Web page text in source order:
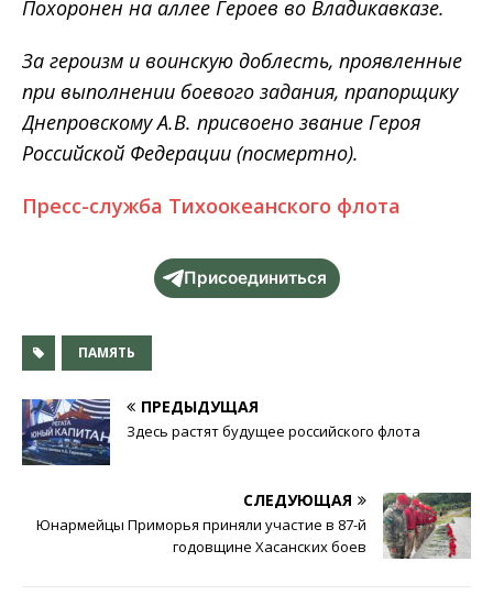
Похоронен на аллее Героев во Владикавказе.
За героизм и воинскую доблесть, проявленные
при выполнении боевого задания, прапорщику
Днепровскому А.В. присвоено звание Героя
Российской Федерации (посмертно).
Пресс-служба Тихоокеанского флота
Присоединиться
ПАМЯТЬ
ПРЕДЫДУЩАЯ
Здесь растят будущее российского флота
СЛЕДУЮЩАЯ
Юнармейцы Приморья приняли участие в 87-й
годовщине Хасанских боев